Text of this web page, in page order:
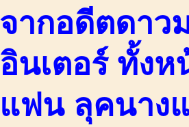
จากอดีตดาว
อินเตอร์ ทั้งห
แฟน ลุคนาง